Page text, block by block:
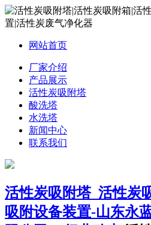
网站首页
厂家介绍
产品展示
活性炭吸附塔
酸洗塔
水洗塔
新闻中心
联系我们
活性炭吸附塔_活性炭
吸附设备装置-山东永